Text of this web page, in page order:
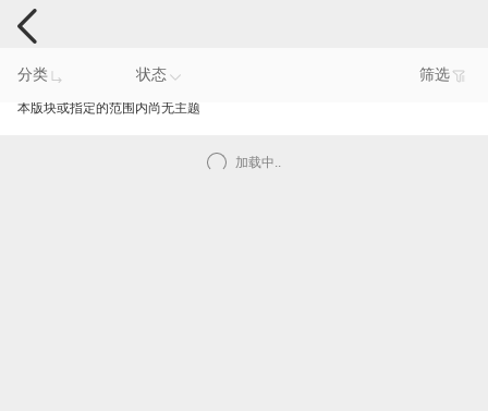
手机反馈
分类 状态 筛选
本版块或指定的范围内尚无主题
加载中..